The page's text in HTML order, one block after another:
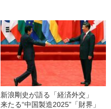
新浪剛史が語る「経済外交」
来たる“中国製造2025”「財界」